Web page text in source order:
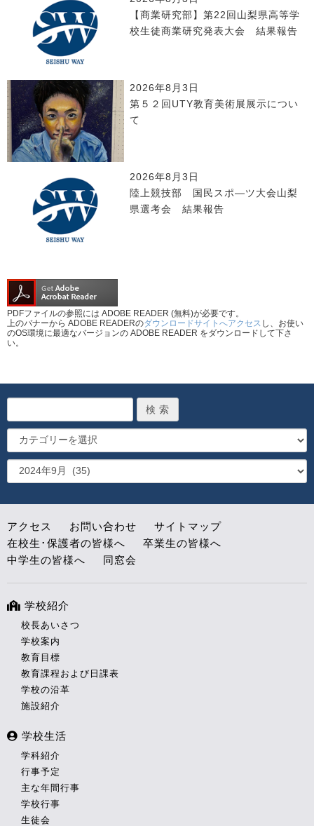
【商業研究部】第22回山梨県高等学
校生徒商業研究発表大会 結果報告
2026年8月3日
第５２回UTY教育美術展展示につい
て
2026年8月3日
陸上競技部 国民スポ―ツ大会山梨
県選考会 結果報告
PDFファイルの参照には ADOBE READER (無料)が必要です。
上のバナーから ADOBE READERのダウンロードサイトへアクセス し、お使い
のOS環境に最適なバージョンの ADOBE READER をダウンロードして下さ
い。
アクセス お問い合わせ
サイトマップ
在校生･保護者の皆様へ
卒業生の皆様へ
中学生の皆様へ
同窓会
学校紹介
校長あいさつ
学校案内
教育目標
教育課程および日課表
学校の沿革
施設紹介
学校生活
学科紹介
行事予定
主な年間行事
学校行事
生徒会